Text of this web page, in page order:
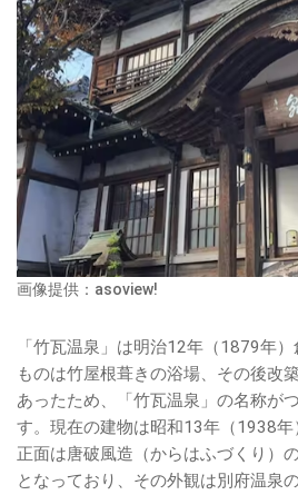
画像提供：asoview!
「竹瓦温泉」は明治12年（1879年
ものは竹屋根葺きの浴場、その後改
あったため、「竹瓦温泉」の名称が
す。現在の建物は昭和13年（1938年
正面は唐破風造（からはふづくり）
となっており、その外観は別府温泉